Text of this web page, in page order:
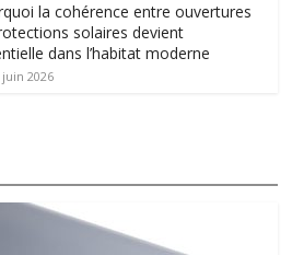
la cohérence entre ouvertures
solaires devient
dans l’habitat moderne
juin 2026